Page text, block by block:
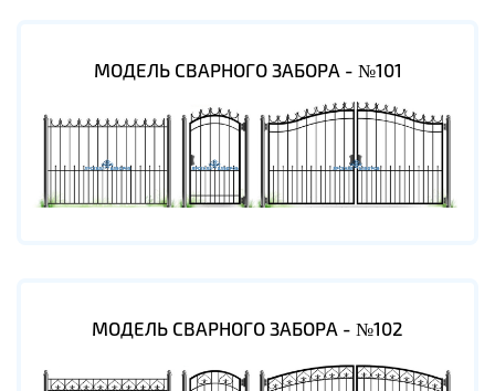
МОДЕЛЬ СВАРНОГО ЗАБОРА - №101
МОДЕЛЬ СВАРНОГО ЗАБОРА - №102